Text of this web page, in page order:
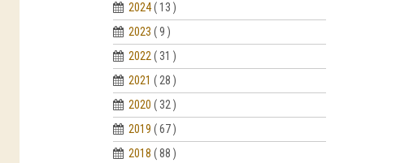
2024 ( 13 )
2023 ( 9 )
2022 ( 31 )
2021 ( 28 )
2020 ( 32 )
2019 ( 67 )
2018 ( 88 )